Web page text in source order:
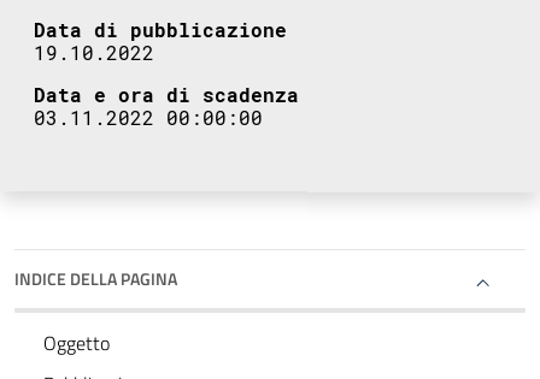
Data di pubblicazione
19.10.2022
Data e ora di scadenza
03.11.2022 00:00:00
INDICE DELLA PAGINA
Oggetto